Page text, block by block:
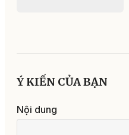
Ý KIẾN CỦA BẠN
Nội dung